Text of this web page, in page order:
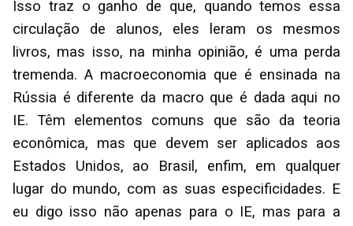
Isso traz o ganho de que, quando temos essa
circulação de alunos, eles leram os mesmos
livros, mas isso, na minha opinião, é uma perda
tremenda. A macroeconomia que é ensinada na
Rússia é diferente da macro que é dada aqui no
IE. Têm elementos comuns que são da teoria
econômica, mas que devem ser aplicados aos
Estados Unidos, ao Brasil, enfim, em qualquer
lugar do mundo, com as suas especificidades. E
eu digo isso não apenas para o IE, mas para a